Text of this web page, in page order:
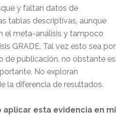
y faltan datos de
tablas descriptivas, aunque
el meta-análisis y tampoco
GRADE. Tal vez esto sea por
de publicación, no obstante es
No exploran
la diferencia de resultados.
aplicar esta evidencia en mi